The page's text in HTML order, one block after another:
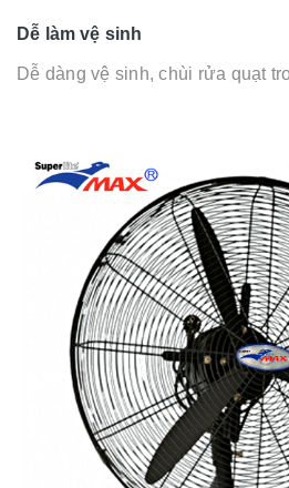
Dễ làm vệ sinh
Dễ dàng vệ sinh, chùi rửa quạt